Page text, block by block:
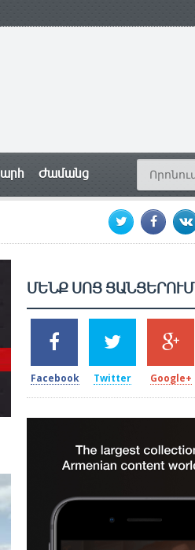
Ժամանց
ՄԵՆՔ ՍՈՑ ՑԱՆՑԵՐՈՒՄ
2k
SHARES
Facebook
1.5k
TWEETS
Twitter
203
SHARES
Google+